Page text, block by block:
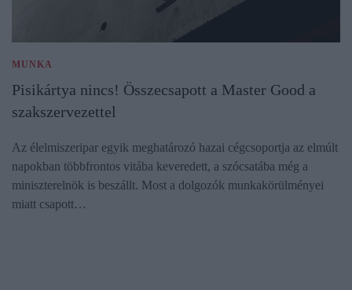
MUNKA
Pisikártya nincs! Összecsapott a Master Good a
szakszervezettel
Az élelmiszeripar egyik meghatározó hazai cégcsoportja az elmúlt
napokban többfrontos vitába keveredett, a szócsatába még a
miniszterelnök is beszállt. Most a dolgozók munkakörülményei
miatt csapott…